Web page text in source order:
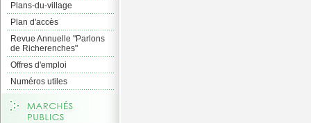
Plans-du-village
Plan d'accès
Revue Annuelle "Parlons
de Richerenches"
Offres d'emploi
Numéros utiles